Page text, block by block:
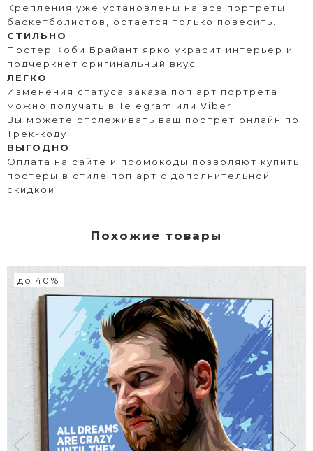
Крепления уже установлены на все портреты
баскетболистов, остается только повесить.
СТИЛЬНО
Постер Коби Брайант ярко украсит интерьер и
подчеркнет оригинальный вкус
ЛЕГКО
Изменения статуса заказа поп арт портрета
можно получать в Telegram или Viber
Вы можете отслеживать ваш портрет онлайн по
Трек-коду.
ВЫГОДНО
Оплата на сайте и промокоды позволяют купить
постеры в стиле поп арт с дополнительной
скидкой
Похожие товары
до 40%